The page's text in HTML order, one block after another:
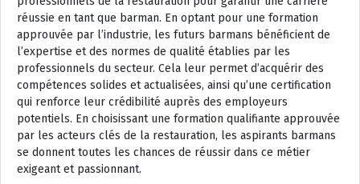
réussie en tant que barman. En optant pour une formation
approuvée par l’industrie, les futurs barmans bénéficient de
l’expertise et des normes de qualité établies par les
professionnels du secteur. Cela leur permet d’acquérir des
compétences solides et actualisées, ainsi qu’une certification
qui renforce leur crédibilité auprès des employeurs
potentiels. En choisissant une formation qualifiante approuvée
par les acteurs clés de la restauration, les aspirants barmans
se donnent toutes les chances de réussir dans ce métier
exigeant et passionnant.